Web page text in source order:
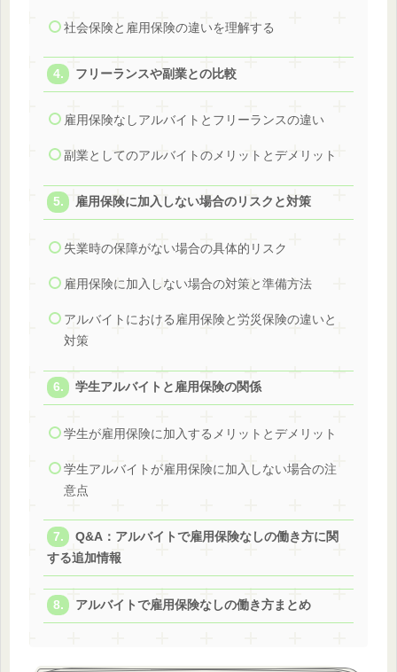
社会保険と雇用保険の違いを理解する
フリーランスや副業との比較
雇用保険なしアルバイトとフリーランスの違い
副業としてのアルバイトのメリットとデメリット
雇用保険に加入しない場合のリスクと対策
失業時の保障がない場合の具体的リスク
雇用保険に加入しない場合の対策と準備方法
アルバイトにおける雇用保険と労災保険の違いと
対策
学生アルバイトと雇用保険の関係
学生が雇用保険に加入するメリットとデメリット
学生アルバイトが雇用保険に加入しない場合の注
意点
Q&A：アルバイトで雇用保険なしの働き方に関
する追加情報
アルバイトで雇用保険なしの働き方まとめ